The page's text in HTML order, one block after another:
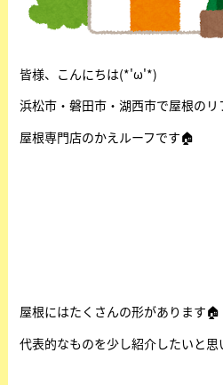
皆様、こんにちは(*'ω'*)
浜松市・磐田市・湖西市で屋根のリ
屋根専門店のかえルーフです🏠
屋根にはたくさんの形があります🏠
代表的なものを少し紹介したいと思